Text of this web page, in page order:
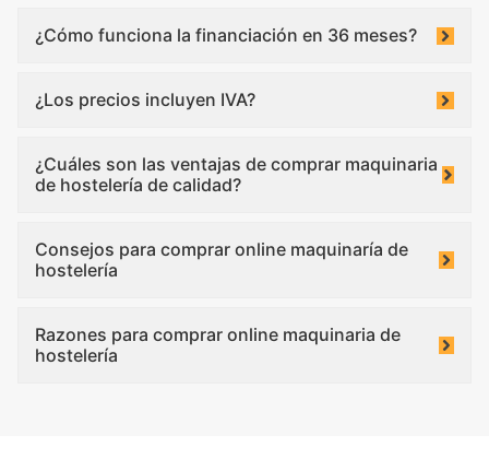
¿Cómo funciona la financiación en 36 meses?
¿Los precios incluyen IVA?
¿Cuáles son las ventajas de comprar maquinaria
de hostelería de calidad?
Consejos para comprar online maquinaría de
hostelería
Razones para comprar online maquinaria de
hostelería